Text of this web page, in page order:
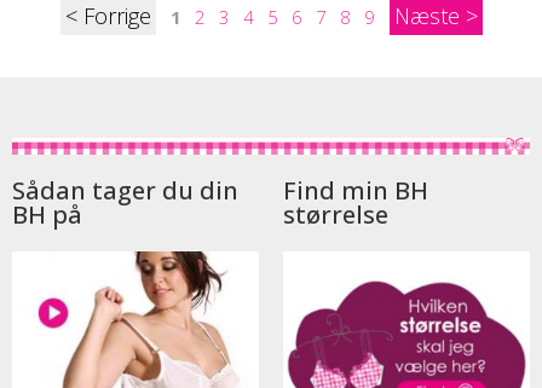
< 1 2 3 4 5 6 7 8 9 >
Sådan tager du din
BH på
Find min BH
størrelse